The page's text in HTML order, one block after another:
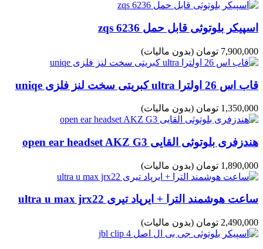
اسپیکر بلوتوثی قابل حمل zqs 6236
7,900,000 تومان (بدون مالیات)
قاب اس 26 اولترا ultra کبریتی سخت لنز فلزی uniqe
1,350,000 تومان (بدون مالیات)
هندزفری بلوتوثی القایی open ear headset AKZ G3
1,890,000 تومان (بدون مالیات)
ساعت هوشمند الترا + ایرپاد تیری ultra u max jrx22
2,490,000 تومان (بدون مالیات)